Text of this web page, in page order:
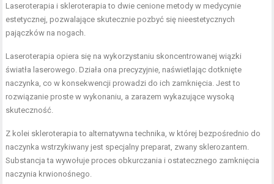
Laseroterapia i skleroterapia to dwie cenione metody w medycynie
estetycznej, pozwalające skutecznie pozbyć się nieestetycznych
pajączków na nogach.
Laseroterapia opiera się na wykorzystaniu skoncentrowanej wiązki
światła laserowego. Działa ona precyzyjnie, naświetlając dotknięte
naczynka, co w konsekwencji prowadzi do ich zamknięcia. Jest to
rozwiązanie proste w wykonaniu, a zarazem wykazujące wysoką
skuteczność.
Z kolei skleroterapia to alternatywna technika, w której bezpośrednio do
naczynka wstrzykiwany jest specjalny preparat, zwany sklerozantem.
Substancja ta wywołuje proces obkurczania i ostatecznego zamknięcia
naczynia krwionośnego.